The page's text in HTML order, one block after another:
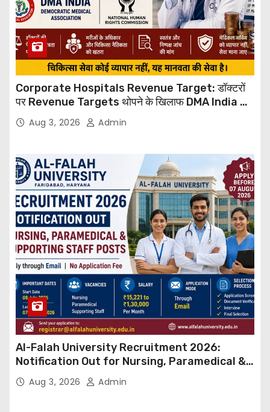
Corporate Hospitals Revenue Target: डॉक्टरों
पर Revenue Targets थोपने के खिलाफ DMA India का
बड़ा कदम, NHRC से Suo Motu जांच की मांग
Aug 3, 2026 Admin
Al-Falah University Recruitment 2026:
Notification Out for Nursing, Paramedical &
Supporting Staff Posts, Apply Through Email
Aug 3, 2026 Admin